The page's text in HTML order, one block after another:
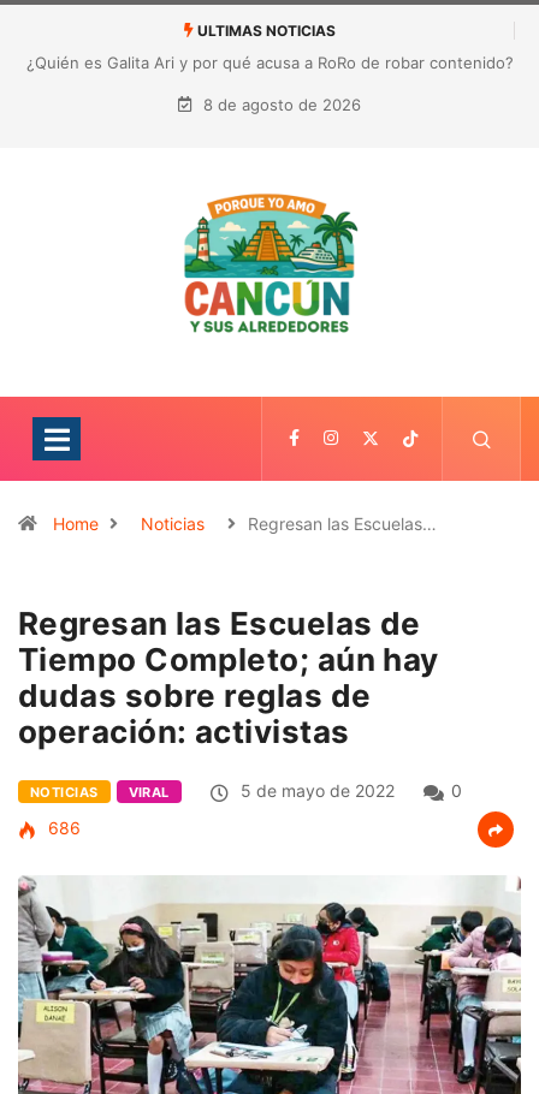
ULTIMAS NOTICIAS
¿Quién es Galita Ari y por qué acusa a RoRo de robar contenido?
La polémica que sacude las redes sociales
8 de agosto de 2026
Home Noticias Regresan las Escuelas…
Regresan las Escuelas de
Tiempo Completo; aún hay
dudas sobre reglas de
operación: activistas
NOTICIAS VIRAL 5 de mayo de 2022
0
686